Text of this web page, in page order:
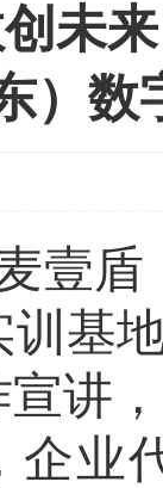
创未
）数
壹盾
基
讲
企业